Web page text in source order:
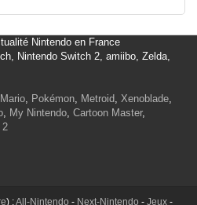
Nintendo en France
Nintendo Switch 2, amiibo, Zelda,
Mario, Pokémon, Metroid, Xenoblade,
, My Nintendo, Cartoon Master,
2
) :All-Nintendo - Next-Nintendo - Jeux-